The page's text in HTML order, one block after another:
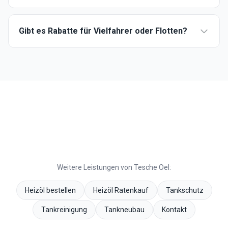
Gibt es Rabatte für Vielfahrer oder Flotten?
Weitere Leistungen von Tesche Oel:
Heizöl bestellen Heizöl Ratenkauf Tankschutz
Tankreinigung Tankneubau Kontakt